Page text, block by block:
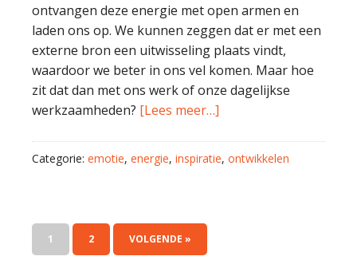
ontvangen deze energie met open armen en
laden ons op. We kunnen zeggen dat er met een
externe bron een uitwisseling plaats vindt,
waardoor we beter in ons vel komen. Maar hoe
zit dat dan met ons werk of onze dagelijkse
werkzaamheden? [Lees meer…]
Categorie: emotie, energie, inspiratie, ontwikkelen
1 2 VOLGENDE »